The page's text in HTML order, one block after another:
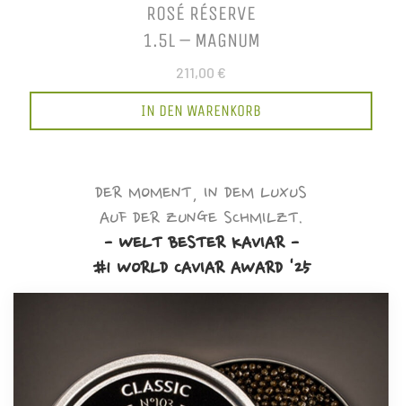
ROSÉ RÉSERVE
1.5L – MAGNUM
211,00 €
IN DEN WARENKORB
DER MOMENT, IN DEM LUXUS
AUF DER ZUNGE SCHMILZT.
- WELT BESTER KAVIAR -
#1 WORLD CAVIAR AWARD '25